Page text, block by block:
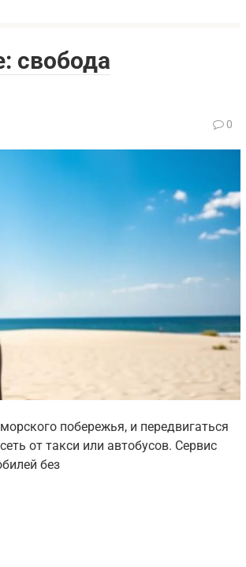
свобода
0
побережья, и передвигаться
от такси или автобусов. Сервис
без